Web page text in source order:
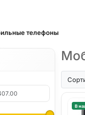
телефоны
В